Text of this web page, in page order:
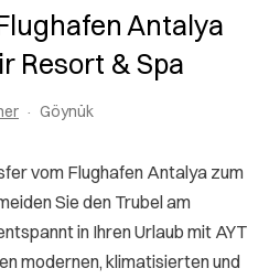
Antalya
Resort & Spa
Göynük
vom Flughafen Antalya zum
Sie den Trubel am
in Ihren Urlaub mit AYT
modernen, klimatisierten und